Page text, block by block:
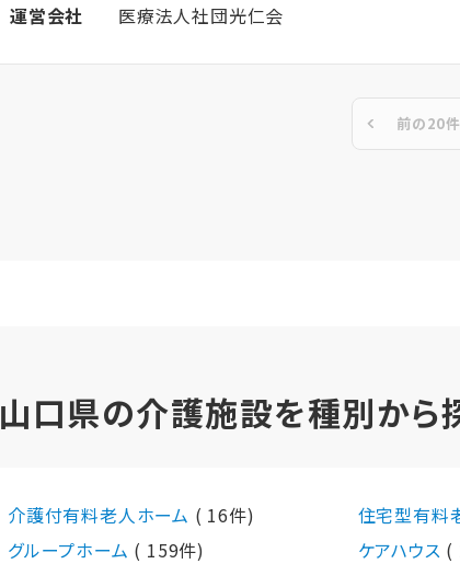
運営会社
医療法人社団光仁会
前の20件
山口県の介護施設を種別から
介護付有料老人ホーム ( 16件) 住宅型有料
グループホーム ( 159件) ケアハウス (